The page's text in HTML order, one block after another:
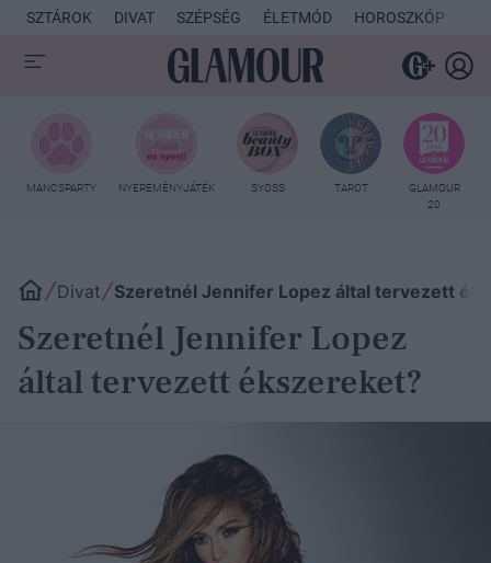
SZTÁROK DIVAT SZÉPSÉG ÉLETMÓD HOROSZKÓP
MANCSPARTY NYEREMÉNYJÁTÉK SYOSS TAROT
GLAMOUR
20
Divat Szeretnél Jennifer Lopez által tervezett
Szeretnél Jennifer Lopez
által tervezett ékszereket?